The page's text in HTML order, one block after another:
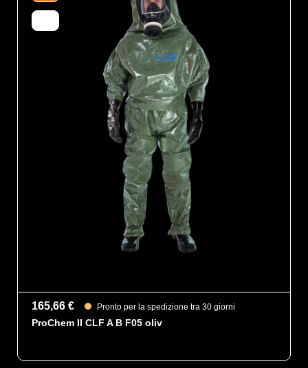
165,66 € Pronto per la spedizione tra 30 giorni
ProChem II CLF A B F05 oliv